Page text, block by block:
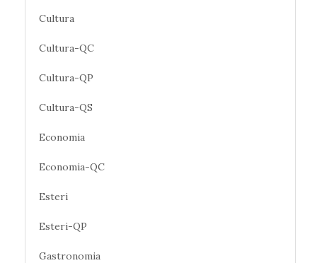
Cultura
Cultura-QC
Cultura-QP
Cultura-QS
Economia
Economia-QC
Esteri
Esteri-QP
Gastronomia